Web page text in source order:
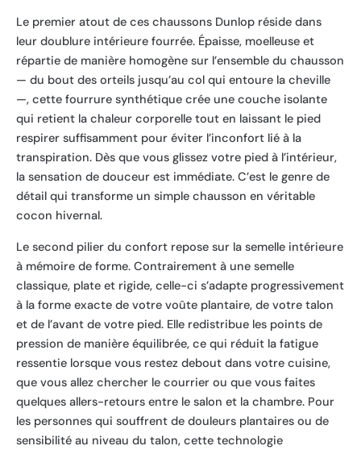
Le premier atout de ces chaussons Dunlop réside dans
leur doublure intérieure fourrée. Épaisse, moelleuse et
répartie de manière homogène sur l’ensemble du chausson
— du bout des orteils jusqu’au col qui entoure la cheville
—, cette fourrure synthétique crée une couche isolante
qui retient la chaleur corporelle tout en laissant le pied
respirer suffisamment pour éviter l’inconfort lié à la
transpiration. Dès que vous glissez votre pied à l’intérieur,
la sensation de douceur est immédiate. C’est le genre de
détail qui transforme un simple chausson en véritable
cocon hivernal.
Le second pilier du confort repose sur la semelle intérieure
à mémoire de forme. Contrairement à une semelle
classique, plate et rigide, celle-ci s’adapte progressivement
à la forme exacte de votre voûte plantaire, de votre talon
et de l’avant de votre pied. Elle redistribue les points de
pression de manière équilibrée, ce qui réduit la fatigue
ressentie lorsque vous restez debout dans votre cuisine,
que vous allez chercher le courrier ou que vous faites
quelques allers-retours entre le salon et la chambre. Pour
les personnes qui souffrent de douleurs plantaires ou de
sensibilité au niveau du talon, cette technologie